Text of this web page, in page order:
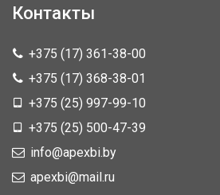
Контакты
+375 (17) 361-38-00
+375 (17) 368-38-01
+375 (25) 997-99-10
+375 (25) 500-47-39
info@apexbi.by
apexbi@mail.ru